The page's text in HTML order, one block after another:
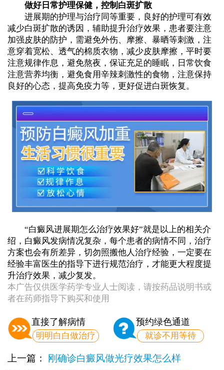
做好日常护理保健，控制白斑扩散
进展期的护理与治疗同等重要，良好的护理可有效
减少白斑扩散的诱因，辅助提升治疗效果，患者要注意
加强皮肤的防护，需避免外伤、摩擦、暴晒等刺激，注
意穿着宽松、透气的棉质衣物，减少皮肤摩擦，平时要
注意规律作息，避免熬夜，保证充足的睡眠，日常饮食
注意营养均衡，避免食用辛辣刺激性的食物，注意保持
良好的心态，提高免疫力等，更好促进白斑恢复。
“白癜风进展期怎么治疗效果好”就是以上的相关介
绍，白癜风发病情况复杂，每个患者的病情不同，治疗
方案也会有所差异，切勿照搬他人治疗经验，一定要在
经验丰富医生的指导下进行规范治疗，才能更大程度提
升治疗效果，减少复发。
本广告仅供医学药学专业人士阅读，请按药品说明书或
者在药师指导下购买和使用
直接了解病情
明明白白做治疗
预约绿色通道
就诊不用等待
上一篇：
刚确诊白癜风做光疗效果怎么样